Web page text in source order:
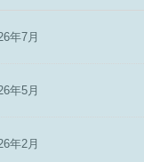
年7月
年5月
年2月